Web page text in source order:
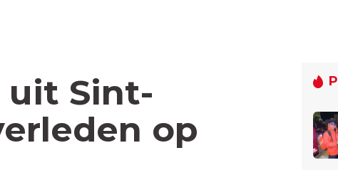
uit Sint-
op